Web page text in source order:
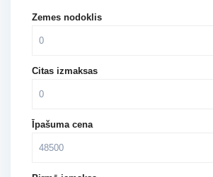
Zemes nodoklis
Citas izmaksas
Īpašuma cena